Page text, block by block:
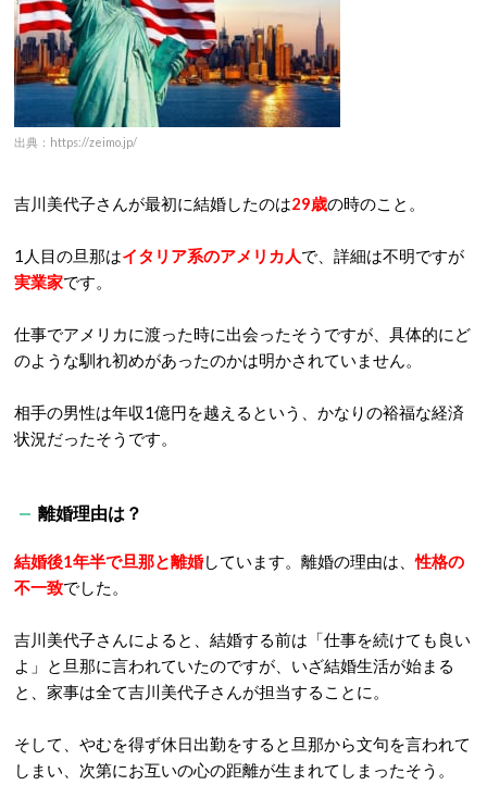
出典：https://zeimo.jp/
吉川美代子さんが最初に結婚したのは29歳の時のこと。
1人目の旦那はイタリア系のアメリカ人で、詳細は不明ですが
実業家です。
仕事でアメリカに渡った時に出会ったそうですが、具体的にど
のような馴れ初めがあったのかは明かされていません。
相手の男性は年収1億円を越えるという、かなりの裕福な経済
状況だったそうです。
離婚理由は？
結婚後1年半で旦那と離婚しています。離婚の理由は、性格の
不一致でした。
吉川美代子さんによると、結婚する前は「仕事を続けても良い
よ」と旦那に言われていたのですが、いざ結婚生活が始まる
と、家事は全て吉川美代子さんが担当することに。
そして、やむを得ず休日出勤をすると旦那から文句を言われて
しまい、次第にお互いの心の距離が生まれてしまったそう。